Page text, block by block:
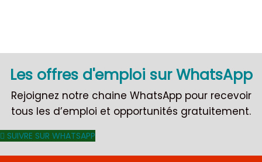
Les offres d'emploi sur WhatsApp
Rejoignez notre chaine WhatsApp pour recevoir
tous les d’emploi et opportunités gratuitement.
SUIVRE SUR WHATSAPP